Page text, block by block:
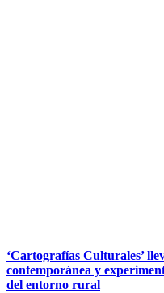
‘Cartografías Culturales’
contemporánea y
del entorno rural